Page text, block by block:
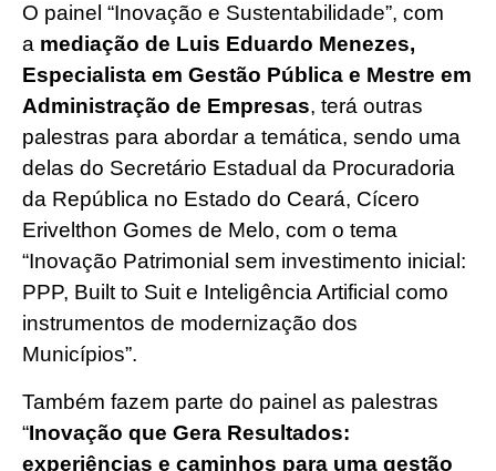
O painel “Inovação e Sustentabilidade”, com
a mediação de Luis Eduardo Menezes,
Especialista em Gestão Pública e Mestre em
Administração de Empresas, terá outras
palestras para abordar a temática, sendo uma
delas do Secretário Estadual da Procuradoria
da República no Estado do Ceará, Cícero
Erivelthon Gomes de Melo, com o tema
“Inovação Patrimonial sem investimento inicial:
PPP, Built to Suit e Inteligência Artificial como
instrumentos de modernização dos
Municípios”.
Também fazem parte do painel as palestras
“Inovação que Gera Resultados:
experiências e caminhos para uma gestão